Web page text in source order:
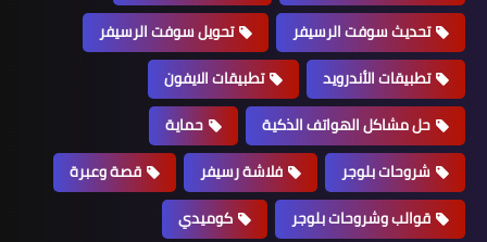
تحديث سوفت الرسيفر
تحويل سوفت الرسيفر
تطبيقات الأندرويد
تطبيقات الايفون
حل مشاكل الهواتف الذكية
حماية
شروحات بلوجر
فلاشة رسيفر
قصة وعبرة
قوالب وشروحات بلوجر
كوميدي